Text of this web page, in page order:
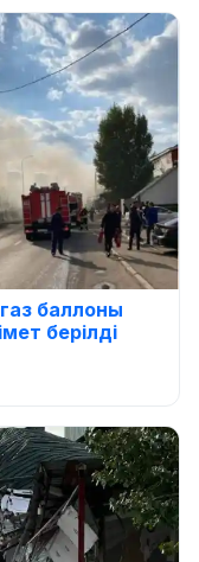
баллоны
берілді